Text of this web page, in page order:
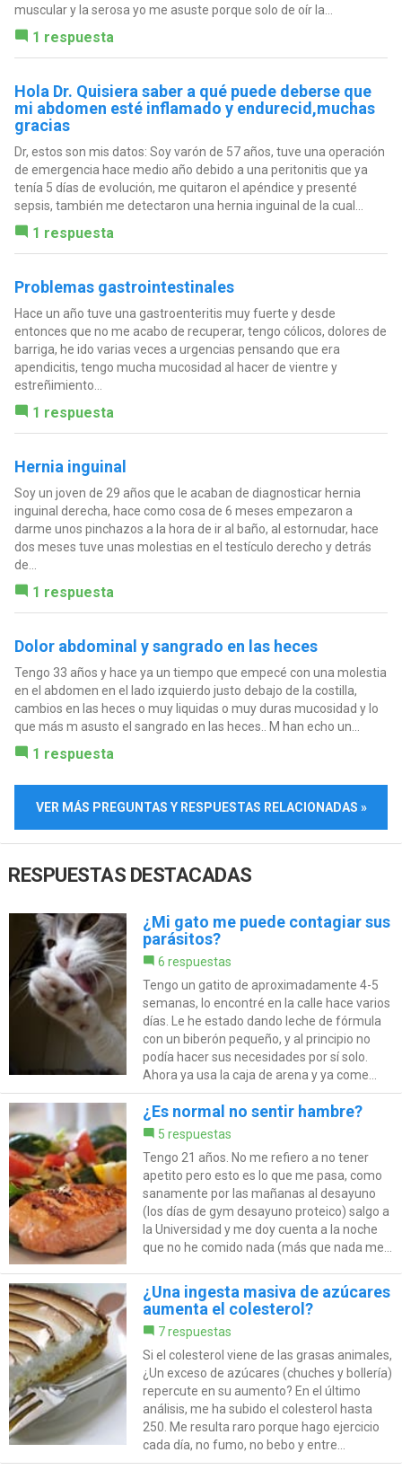
muscular y la serosa yo me asuste porque solo de oír la...
1 respuesta
Hola Dr. Quisiera saber a qué puede deberse que
mi abdomen esté inflamado y endurecid,muchas
gracias
Dr, estos son mis datos: Soy varón de 57 años, tuve una operación
de emergencia hace medio año debido a una peritonitis que ya
tenía 5 días de evolución, me quitaron el apéndice y presenté
sepsis, también me detectaron una hernia inguinal de la cual...
1 respuesta
Problemas gastrointestinales
Hace un año tuve una gastroenteritis muy fuerte y desde
entonces que no me acabo de recuperar, tengo cólicos, dolores de
barriga, he ido varias veces a urgencias pensando que era
apendicitis, tengo mucha mucosidad al hacer de vientre y
estreñimiento...
1 respuesta
Hernia inguinal
Soy un joven de 29 años que le acaban de diagnosticar hernia
inguinal derecha, hace como cosa de 6 meses empezaron a
darme unos pinchazos a la hora de ir al baño, al estornudar, hace
dos meses tuve unas molestias en el testículo derecho y detrás
de...
1 respuesta
Dolor abdominal y sangrado en las heces
Tengo 33 años y hace ya un tiempo que empecé con una molestia
en el abdomen en el lado izquierdo justo debajo de la costilla,
cambios en las heces o muy liquidas o muy duras mucosidad y lo
que más m asusto el sangrado en las heces.. M han echo un...
1 respuesta
VER MÁS PREGUNTAS Y RESPUESTAS RELACIONADAS »
RESPUESTAS DESTACADAS
¿Mi gato me puede contagiar sus
parásitos?
6 respuestas
Tengo un gatito de aproximadamente 4-5
semanas, lo encontré en la calle hace varios
días. Le he estado dando leche de fórmula
con un biberón pequeño, y al principio no
podía hacer sus necesidades por sí solo.
Ahora ya usa la caja de arena y ya come...
¿Es normal no sentir hambre?
5 respuestas
Tengo 21 años. No me refiero a no tener
apetito pero esto es lo que me pasa, como
sanamente por las mañanas al desayuno
(los días de gym desayuno proteico) salgo a
la Universidad y me doy cuenta a la noche
que no he comido nada (más que nada me...
¿Una ingesta masiva de azúcares
aumenta el colesterol?
7 respuestas
Si el colesterol viene de las grasas animales,
¿Un exceso de azúcares (chuches y bollería)
repercute en su aumento? En el último
análisis, me ha subido el colesterol hasta
250. Me resulta raro porque hago ejercicio
cada día, no fumo, no bebo y entre...